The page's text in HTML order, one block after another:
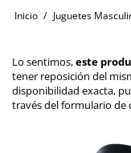
Inicio / Juguetes
Lo sentimos,este
tener reposición del
disponibilidad exacta,
través delformulario de